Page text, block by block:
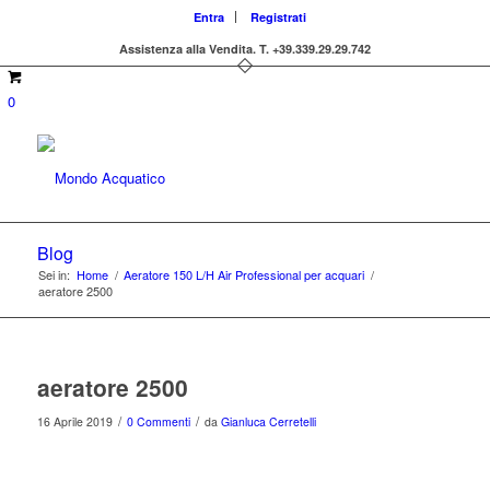
Entra
Registrati
Assistenza alla Vendita. T. +39.339.29.29.742
0
Blog
Sei in: Home / Aeratore 150 L/H Air Professional per acquari /
aeratore 2500
aeratore 2500
16 Aprile 2019 / 0 Commenti / da Gianluca Cerretelli